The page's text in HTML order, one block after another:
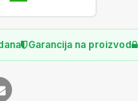
Garancija na proizvod